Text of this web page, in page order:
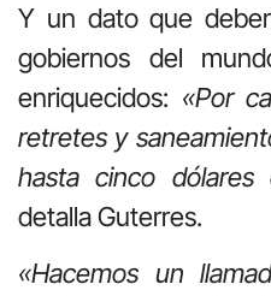
Y un dato que
gobiernos del
enriquecidos: «Por
retretes y
hasta cinco dólares
detalla Guterres.
«Hacemos un